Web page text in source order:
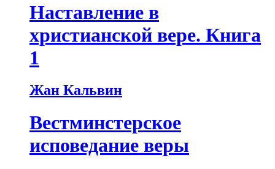
Наставление в
христианской вере. Книга
1
Жан Кальвин
Вестминстерское
исповедание веры